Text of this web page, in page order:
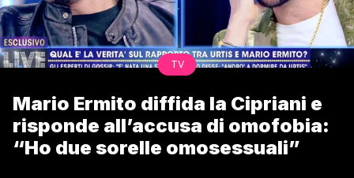
TV
Mario Ermito diffida la Cipriani e
risponde all’accusa di omofobia:
“Ho due sorelle omosessuali”